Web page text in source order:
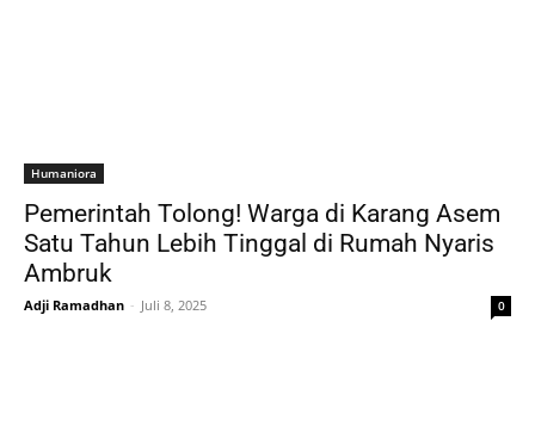
Humaniora
Pemerintah Tolong! Warga di Karang Asem
Satu Tahun Lebih Tinggal di Rumah Nyaris
Ambruk
Adji Ramadhan - Juli 8, 2025 0